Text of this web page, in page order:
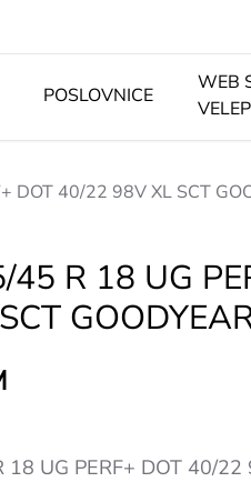
POSLOVNICE
WEB
DOT 40/22 98V XL SCT
45 R 18 UG
UG PERF+ DOT 40/22